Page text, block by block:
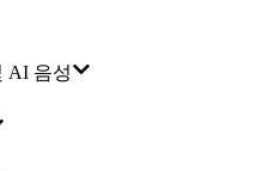
AI 음성